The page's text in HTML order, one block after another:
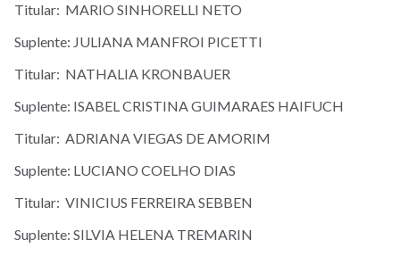
Titular: MARIO SINHORELLI NETO
Suplente: JULIANA MANFROI PICETTI
Titular: NATHALIA KRONBAUER
Suplente: ISABEL CRISTINA GUIMARAES HAIFUCH
Titular: ADRIANA VIEGAS DE AMORIM
Suplente: LUCIANO COELHO DIAS
Titular: VINICIUS FERREIRA SEBBEN
Suplente: SILVIA HELENA TREMARIN